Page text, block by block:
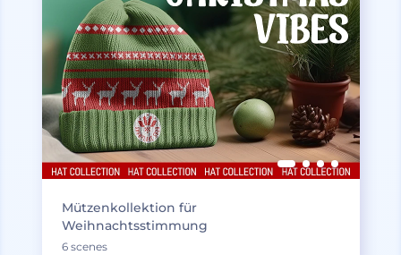
Mützenkollektion für
Weihnachtsstimmung
6 scenes